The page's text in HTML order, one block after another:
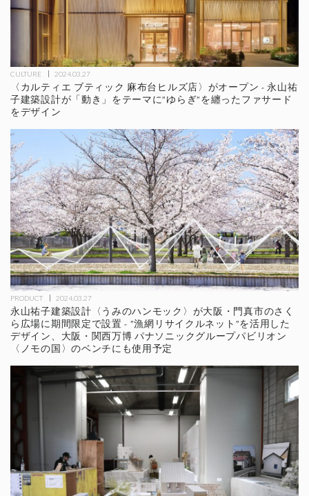
CULTURE 2024.03.27
〈カルティエ ブティック 麻布台ヒルズ店〉がオープン - 永山祐
子建築設計が「動き」をテーマに"ゆらぎ"を纏ったファサード
をデザイン
PRODUCT 2024.03.27
永山祐子建築設計〈うみのハンモック〉が大阪・門真市のさく
ら広場に期間限定で設置 - "漁網リサイクルネット"を活用した
デザイン、大阪・関西万博 パナソニックグループパビリオン
〈ノモの国〉のベンチにも使用予定